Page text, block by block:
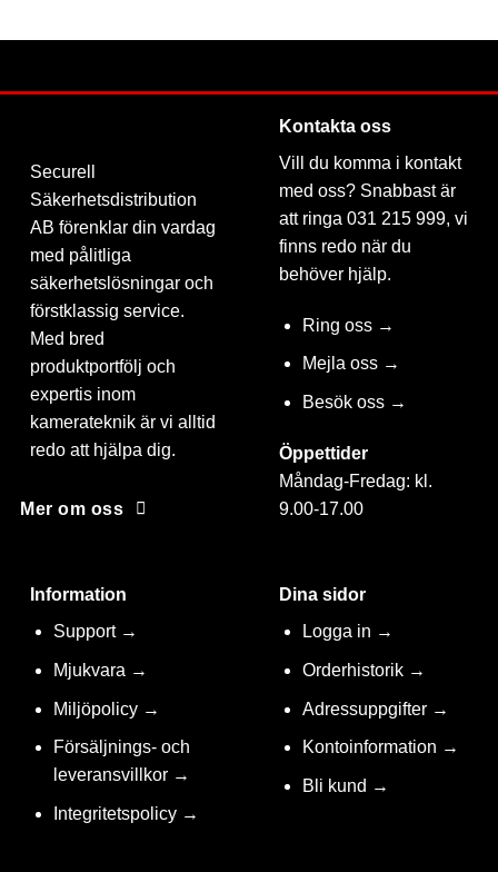
Securell
Säkerhetsdistribution
AB förenklar din vardag
med pålitliga
säkerhetslösningar och
förstklassig service.
Med bred
produktportfölj och
expertis inom
kamerateknik är vi alltid
redo att hjälpa dig.
Mer om oss
Kontakta oss
Vill du komma i kontakt
med oss? Snabbast är
att ringa 031 215 999, vi
finns redo när du
behöver hjälp.
Ring oss →
Mejla oss →
Besök oss →
Öppettider
Måndag-Fredag: kl.
9.00-17.00
Information
Support →
Mjukvara →
Miljöpolicy →
Försäljnings- och
leveransvillkor →
Integritetspolicy →
Dina sidor
Logga in →
Orderhistorik →
Adressuppgifter →
Kontoinformation →
Bli kund →